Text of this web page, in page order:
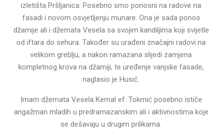
izletišta Pršljanica. Posebno smo ponosni na radove na
fasadi i novom osvjetljenju munare. Ona je sada ponos
džamije ali i džemata Vesela sa svojim kandiljima koji svijetle
od iftara do sehura. Također su urađeni značajni radovi na
velikom greblju, a nakon ramazana slijedi zamjena
kompletnog krova na džamiji, te uređenje vanjske fasade,
naglasio je Husić.
Imam džemata Vesela Kemal ef. Tokmić posebno ističe
angažman mladih u predramazanskim ali i aktivnostima koje
se dešavaju u drugim prilikama.